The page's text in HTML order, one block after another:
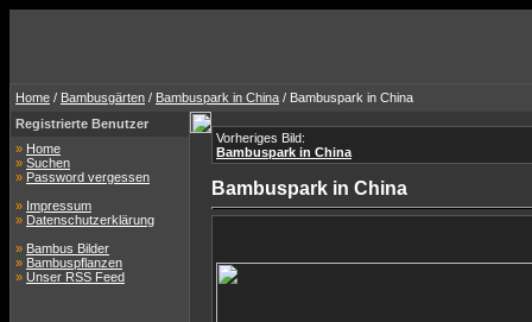
Home / Bambusgärten / Bambuspark in China / Bambuspark in China
Registrierte Benutzer
» Home
» Suchen
» Password vergessen
» Impressum
» Datenschutzerklärung
» Bambus Bilder
» Bambuspflanzen
» Unser RSS Feed
Vorheriges Bild:
Bambuspark in China
Bambuspark in China